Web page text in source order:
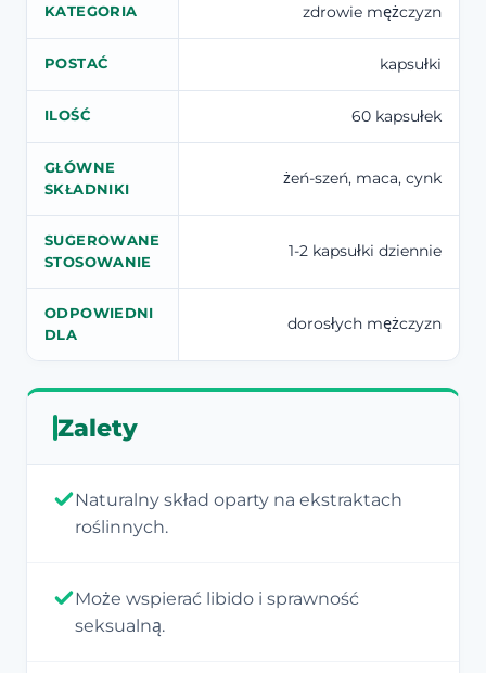
KATEGORIA zdrowie mężczyzn
POSTAĆ kapsułki
ILOŚĆ 60 kapsułek
GŁÓWNE
SKŁADNIKI
żeń-szeń, maca, cynk
SUGEROWANE
STOSOWANIE
1-2 kapsułki dziennie
ODPOWIEDNI
DLA
dorosłych mężczyzn
Zalety
Naturalny skład oparty na ekstraktach
roślinnych.
Może wspierać libido i sprawność
seksualną.